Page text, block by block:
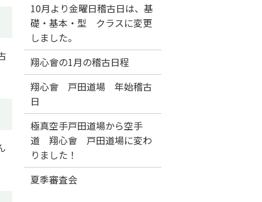
10月より金曜日稽古日は、基
礎・基本・型 クラスに変更
しました。
翔心會の1月の稽古日程
翔心會 戸田道場 年始稽古
日
極真空手戸田道場から空手
道 翔心會 戸田道場に変わ
りました！
夏季審査会